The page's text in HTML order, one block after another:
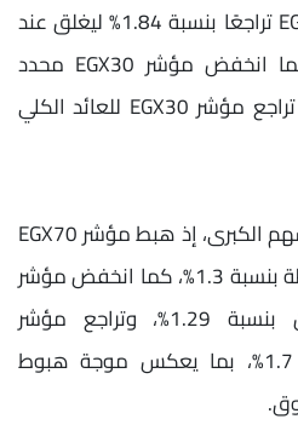
سجل المؤشر الرئيسي EGX30 تراجعًا بنسبة 1.84% ليغلق عند
مستوى 52028 نقطة، كما انخفض مؤشر EGX30 محدد
الأوزان بنسبة 1.54%، فيما تراجع مؤشر EGX30 للعائد الكلي
ولم تقتصر الخسائر على الأسهم الكبرى، إذ هبط مؤشر EGX70
للأسهم الصغيرة والمتوسطة بنسبة 1.3%، كما انخفض مؤشر
EGX100 متساوي الأوزان بنسبة 1.29%، وتراجع مؤشر
الشريعة الإسلامية بنسبة 1.7%، بما يعكس موجة هبوط